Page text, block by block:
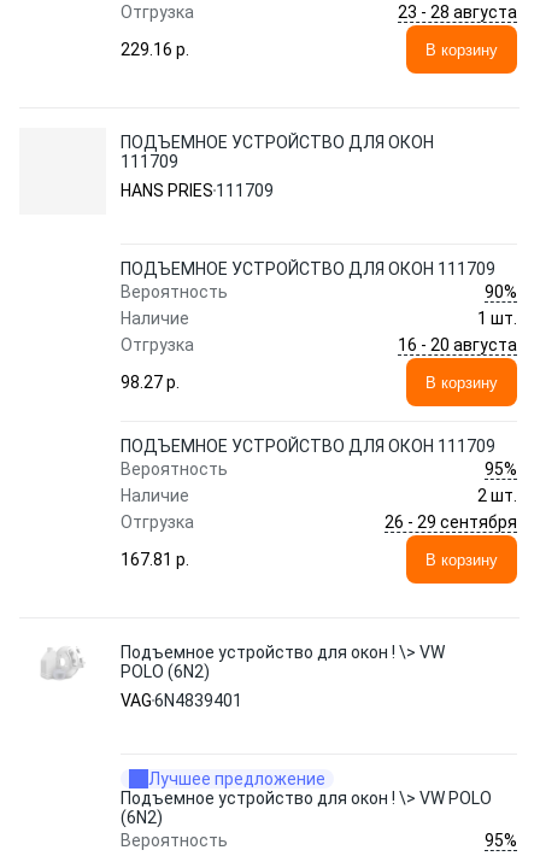
Отгрузка
23 - 28 августа
229.16 p.
В корзину
ПОДЪЕМНОЕ УСТРОЙСТВО ДЛЯ ОКОН
111709
HANS PRIES 111709
ПОДЪЕМНОЕ УСТРОЙСТВО ДЛЯ ОКОН 111709
Вероятность
90%
Наличие
1 шт.
Отгрузка
16 - 20 августа
98.27 p.
В корзину
ПОДЪЕМНОЕ УСТРОЙСТВО ДЛЯ ОКОН 111709
Вероятность
95%
Наличие
2 шт.
Отгрузка
26 - 29 сентября
167.81 p.
В корзину
Подъемное устройство для окон ! \> VW
POLO (6N2)
VAG6N4839401
Лучшее предложение
Подъемное устройство для окон ! \> VW POLO
(6N2)
Вероятность
95%